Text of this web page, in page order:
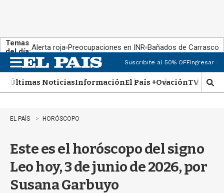
Temas
del día:Alerta roja Preocupaciones en INR Bañados de Carrasco
n
u
Suscribite al 50% OFFIngresar
Últimas NoticiasInformaciónEl País +OvaciónTV Show
M
o
EL PAÍS HORÓSCOPO
Este es el horóscopo del signo
Leo hoy, 3 de junio de 2026, por
Susana Garbuyo